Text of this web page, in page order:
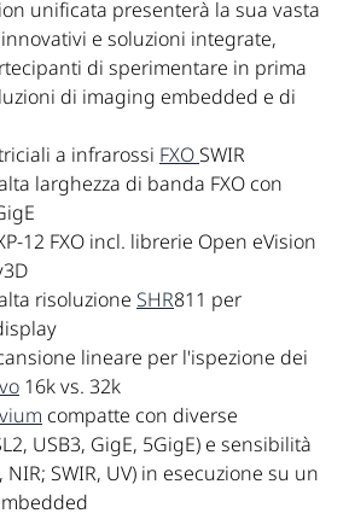
unificata presenterà la sua vasta
e soluzioni integrate,
di sperimentare in prima
di imaging embedded e di
a infrarossi FXO SWIR
larghezza di banda FXO con
12 FXO incl. librerie Open eVision
risoluzione SHR811 per
lineare per l'ispezione dei
16k vs. 32k
compatte con diverse
USB3, GigE, 5GigE) e sensibilità
SWIR, UV) in esecuzione su un